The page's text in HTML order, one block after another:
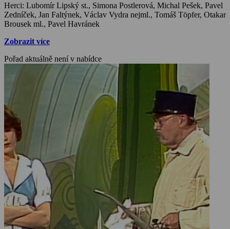
Herci: Lubomír Lipský st., Simona Postlerová, Michal Pešek, Pavel
Zedníček, Jan Faltýnek, Václav Vydra nejml., Tomáš Töpfer, Otakar
Brousek ml., Pavel Havránek
Zobrazit více
Pořad aktuálně není v nabídce